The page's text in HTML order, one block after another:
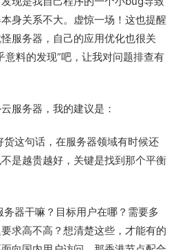
身关系不大。虚惊一场！这也提醒
服务器，自己的应用优化也很关
意料的发现”吧，让我对问题排查有
服务器，我的建议是：
货这句话，在服务器领域有时候还
是越贵越好，关键是找到那个平衡
务器干嘛？目标用户在哪？需要多
求高不高？想清楚这些，才能有的